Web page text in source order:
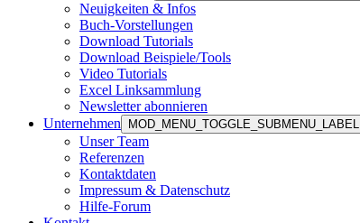
Neuigkeiten & Infos
Buch-Vorstellungen
Download Tutorials
Download Beispiele/Tools
Video Tutorials
Excel Linksammlung
Newsletter abonnieren
Unternehmen
MOD_MENU_TOGGLE_SUBMENU_LABEL
Unser Team
Referenzen
Kontaktdaten
Impressum & Datenschutz
Hilfe-Forum